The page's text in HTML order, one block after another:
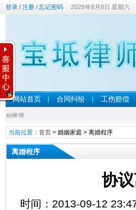
登录/注册/忘记密码 2026年8月8日 星期六
网站首页 合同纠纷 工伤赔偿
律师
当前位置： 首页> 婚姻家庭 > 离婚程序
离婚程序
协
时间：2013-09-12